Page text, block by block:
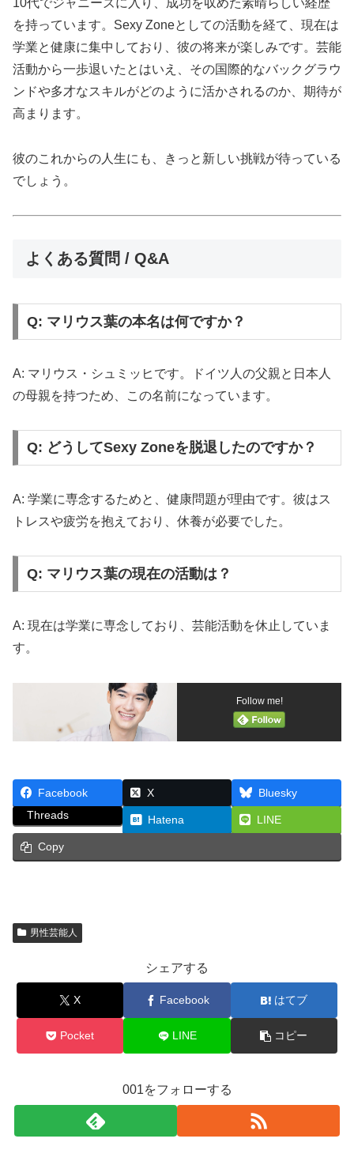
10代でジャニーズに入り、成功を収めた素晴らしい経歴
を持っています。Sexy Zoneとしての活動を経て、現在は
学業と健康に集中しており、彼の将来が楽しみです。芸能
活動から一歩退いたとはいえ、その国際的なバックグラウ
ンドや多才なスキルがどのように活かされるのか、期待が
高まります。
彼のこれからの人生にも、きっと新しい挑戦が待っている
でしょう。
よくある質問 / Q&A
Q: マリウス葉の本名は何ですか？
A: マリウス・シュミッヒです。ドイツ人の父親と日本人
の母親を持つため、この名前になっています。
Q: どうしてSexy Zoneを脱退したのですか？
A: 学業に専念するためと、健康問題が理由です。彼はス
トレスや疲労を抱えており、休養が必要でした。
Q: マリウス葉の現在の活動は？
A: 現在は学業に専念しており、芸能活動を休止していま
す。
Follow me!
Facebook X
Bluesky
Threads
Hatena LINE
Copy
男性芸能人
シェアする
X Facebook はてブ
Pocket LINE コピー
001をフォローする